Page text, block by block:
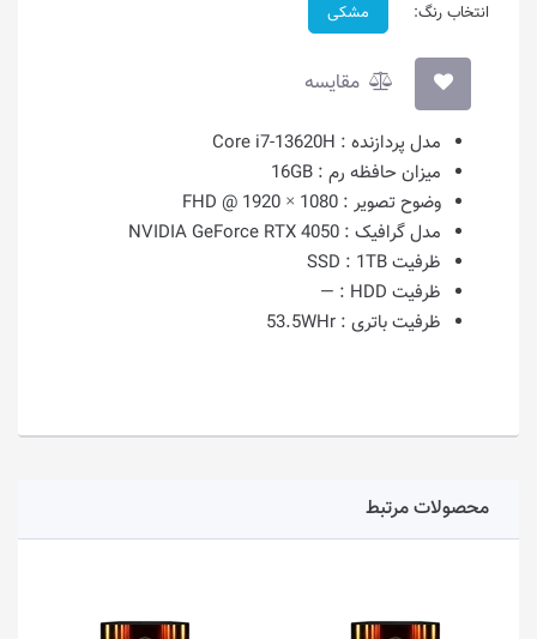
انتخاب رنگ: مشکی
مقایسه
مدل پردازنده : Core i7-13620H
میزان حافظه رم : 16GB
وضوح تصویر : 1080 × 1920 @ FHD
مدل گرافیک : NVIDIA GeForce RTX 4050
ظرفیت SSD :1TB
ظرفیت HDD :
—
ظرفیت باتری : 53.5WHr
محصولات مرتبط